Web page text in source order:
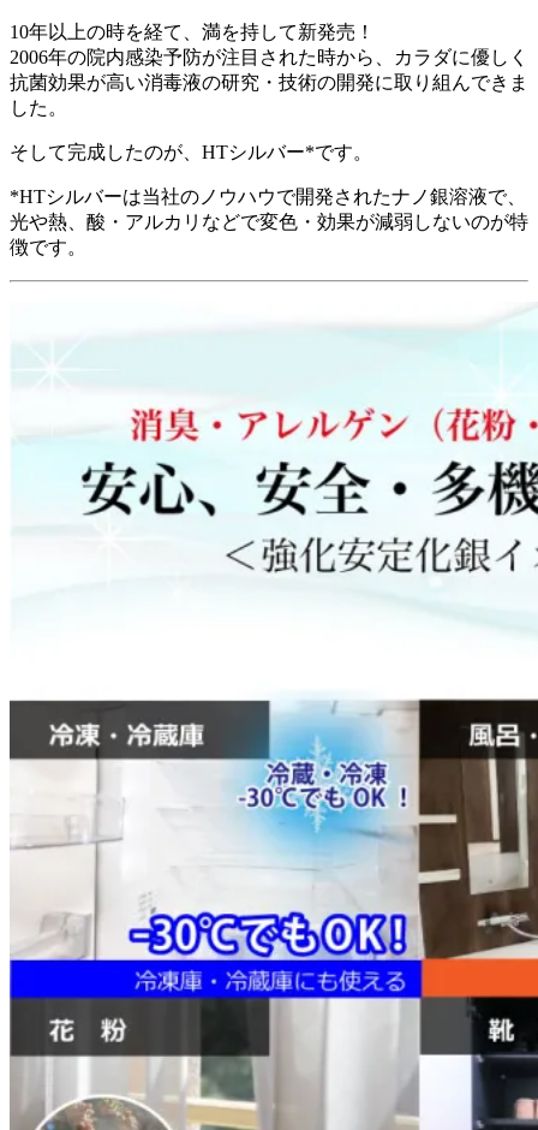
10年以上の時を経て、満を持して新発売！
2006年の院内感染予防が注目された時から、カラダに優しく
抗菌効果が高い消毒液の研究・技術の開発に取り組んできま
した。
そして完成したのが、HTシルバー*です。
*HTシルバーは当社のノウハウで開発されたナノ銀溶液で、
光や熱、酸・アルカリなどで変色・効果が減弱しないのが特
徴です。